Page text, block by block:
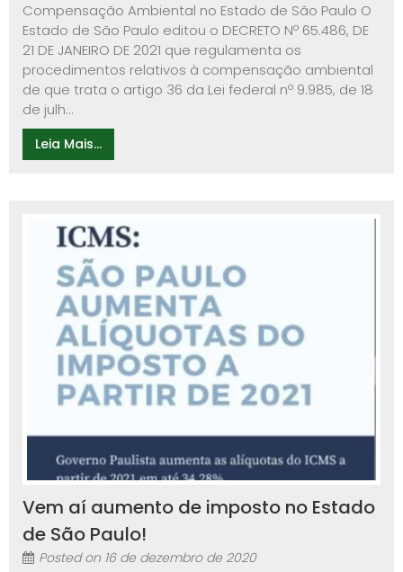
Compensação Ambiental no Estado de São Paulo O
Estado de São Paulo editou o DECRETO Nº 65.486, DE
21 DE JANEIRO DE 2021 que regulamenta os
procedimentos relativos à compensação ambiental
de que trata o artigo 36 da Lei federal nº 9.985, de 18
de julh...
Leia Mais...
Vem aí aumento de imposto no Estado
de São Paulo!
Posted on 16 de dezembro de 2020